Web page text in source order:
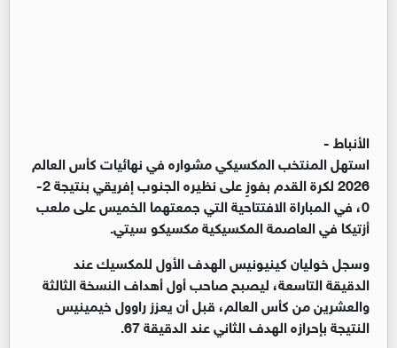
الأنباط -
استهل المنتخب المكسيكي مشواره في نهائيات كأس العالم
2026 لكرة القدم بفوزٍ على نظيره الجنوب إفريقي بنتيجة 2-
0، في المباراة الافتتاحية التي جمعتهما الخميس على ملعب
أزتيكا في العاصمة المكسيكية مكسيكو سيتي.
وسجل خوليان كينيونيس الهدف الأول للمكسيك عند
الدقيقة التاسعة، ليصبح صاحب أول أهداف النسخة الثالثة
والعشرين من كأس العالم، قبل أن يعزز راوول خيمينيس
النتيجة بإحرازه الهدف الثاني عند الدقيقة 67.